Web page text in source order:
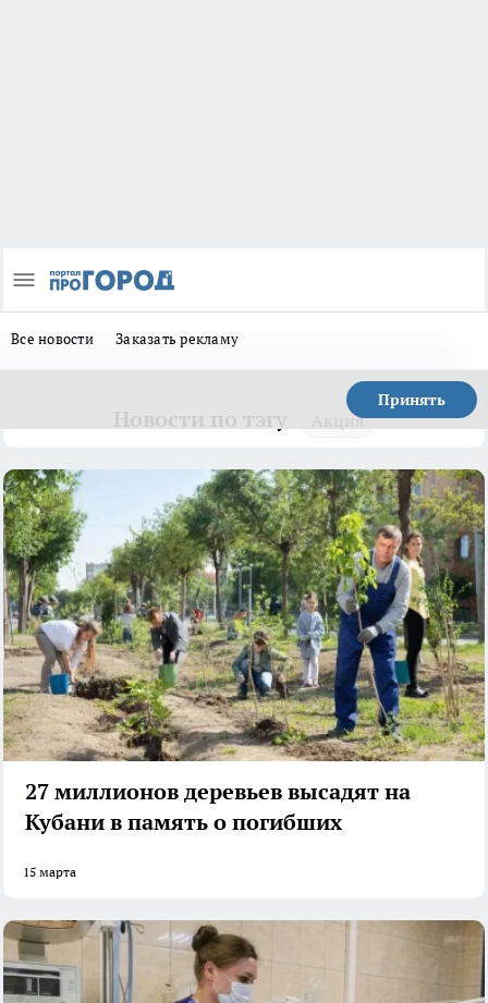
Все новости Заказать рекламу
Принять
Акция
27 миллионов деревьев высадят на
Кубани в память о погибших
15 марта